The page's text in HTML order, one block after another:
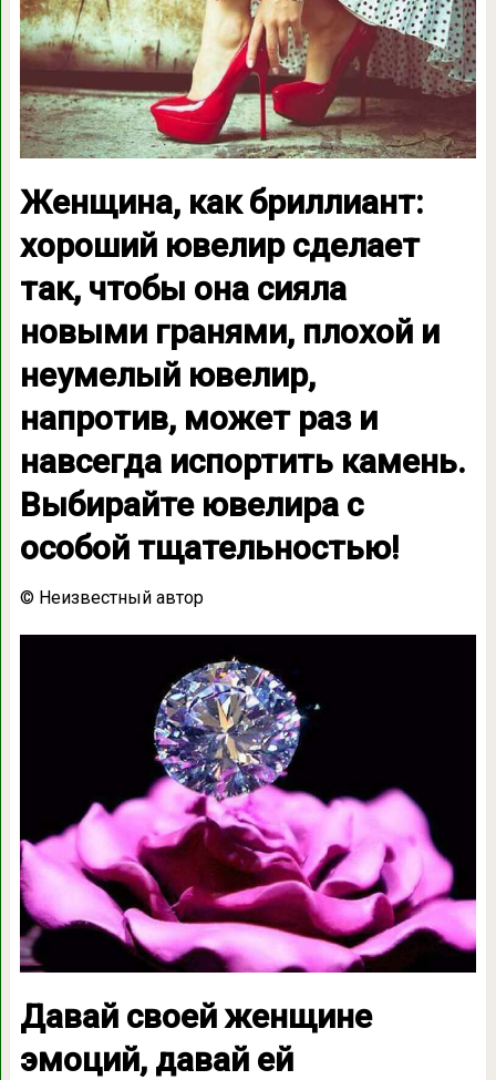
Женщина, как бриллиант:
хороший ювелир сделает
так, чтобы она сияла
новыми гранями, плохой и
неумелый ювелир,
напротив, может раз и
навсегда испортить камень.
Выбирайте ювелира с
особой тщательностью!
© Неизвестный автор
Давай своей женщине
эмоций, давай ей